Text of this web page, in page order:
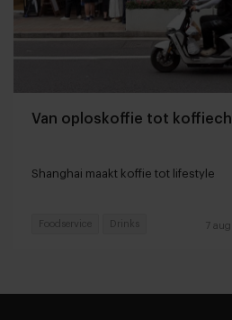
Van oploskoffie tot
Shanghai maakt koffie tot lifestyle
7
Foodservice Drinks